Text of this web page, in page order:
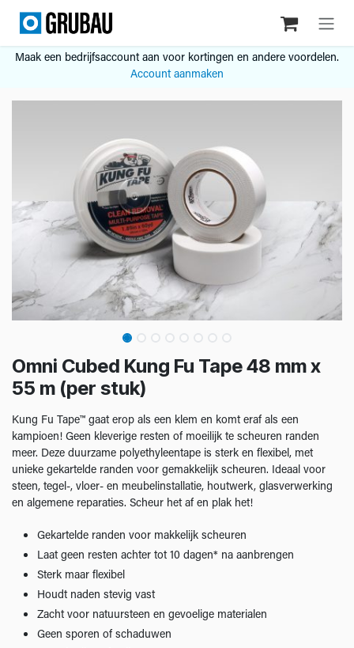
Overslaan naar inhoud
Maak een bedrijfsaccount aan voor kortingen en andere voordelen.
Account aanmaken
Omni Cubed Kung Fu Tape 48 mm x
55 m (per stuk)
Kung Fu Tape™ gaat erop als een klem en komt eraf als een
kampioen! Geen kleverige resten of moeilijk te scheuren randen
meer. Deze duurzame polyethyleentape is sterk en flexibel, met
unieke gekartelde randen voor gemakkelijk scheuren. Ideaal voor
steen, tegel-, vloer- en meubelinstallatie, houtwerk, glasverwerking
en algemene reparaties. Scheur het af en plak het!
Gekartelde randen voor makkelijk scheuren
Laat geen resten achter tot 10 dagen* na aanbrengen
Sterk maar flexibel
Houdt naden stevig vast
Zacht voor natuursteen en gevoelige materialen
Geen sporen of schaduwen